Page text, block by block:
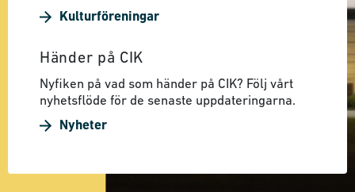
Kulturföreningar
Händer på CIK
Nyfiken på vad som händer på CIK? Följ vårt
nyhetsflöde för de senaste uppdateringarna.
Nyheter